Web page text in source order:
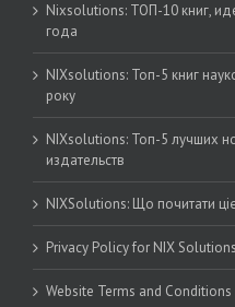
Nixsolutions: ТОП-10 книг,
года
NIXsolutions: Топ-5 книг
року
NIXsolutions: Топ-5 лучших
издательств
NIXSolutions: Що почитати
Privacy Policy for NIX
Website Terms and Conditions